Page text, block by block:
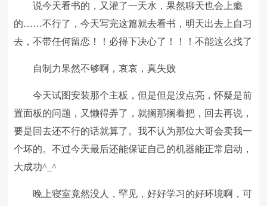
字体：大 中 小
说今天看书的，又灌了一天水，果然聊天也会上瘾
的……不行了，今天写完这篇就去看书，明天出去上自习
去，不带任何留恋！！必得下决心了！！！不能这么找了
自制力果然不够啊，哀哀，真失败
今天试图安装那个主板，但是但是没点亮，怀疑是前
置面板的问题，又懒得弄了，就搁那搁着把，回去再说，
要是回去还不行的话就算了。我不认为那位大哥会卖我一
个坏的。不过今天最后还能保证自己的机器能正常启动，
大成功^_^
晚上寝室竟然没人，罕见，好好学习的好环境啊，可